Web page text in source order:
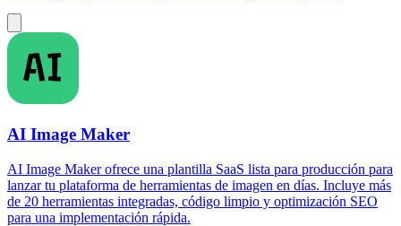
AI Image Maker
AI Image Maker ofrece una plantilla SaaS lista para producción para
lanzar tu plataforma de herramientas de imagen en días. Incluye más
de 20 herramientas integradas, código limpio y optimización SEO
para una implementación rápida.